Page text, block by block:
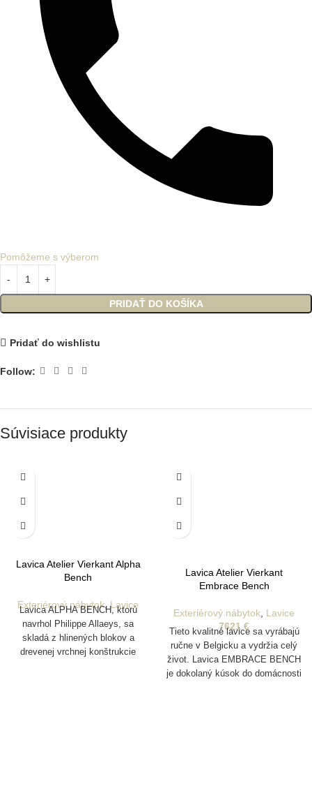
PRIDAŤ DO KOŠÍKA
Pomôžeme s výberom
Pridať do wishlistu
Follow:
Súvisiace produkty
Lavica Atelier Vierkant Alpha
Bench
Exteriérový nábytok, Lavice
Lavica ALPHA BENCH, ktorú
navrhol Philippe Allaeys, sa
skladá z hlinených blokov a
drevenej vrchnej konštrukcie
Lavica Atelier Vierkant
Embrace Bench
Exteriérový nábytok, Lavice
7621 €
Tieto kvalitné lavice sa vyrábajú
ručne v Belgicku a vydržia celý
život. Lavica EMBRACE BENCH
je dokolaný kúsok do domácnosti